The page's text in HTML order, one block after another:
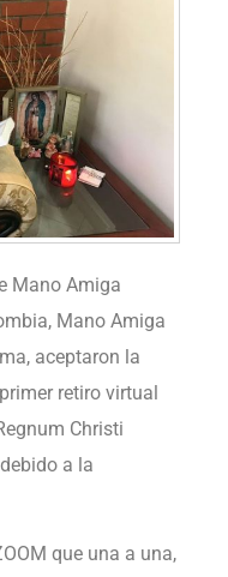
Mano Amiga
Mano Amiga
aceptaron la
retiro virtual
Christi
a la
que una a una,